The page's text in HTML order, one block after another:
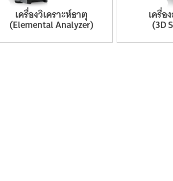
เครื่องวิเคราะห์ธาตุ
(ElementalAnalyzer)
เครื่อ
(3D